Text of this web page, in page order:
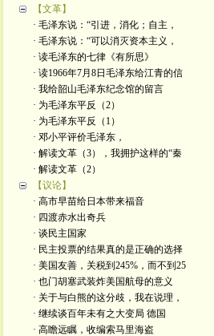
【文革】
· 毛泽东说：“引进，消化；自主，
· 毛泽东说：“可以消灭资本主义，
· 读毛泽东的七律《有所思》
· 读1966年7月8日毛泽东给江青的信
· 我给韶山毛泽东纪念馆的留言
· 为毛泽东平反（2）
· 为毛泽东平反（1）
· 邓小平评价毛泽东，
· 解读文革（3），我拥护这样的“秦
· 解读文革（2）
【议论】
· 高市早苗给日本带来福音
· 四渡赤水出奇兵
· 谈民主国家
· 民主投票的结果真的是正确的选择
· 美国友善，关税到245%，而不到25
· 也门胡塞武装炸美国航母的意义
· 关于与白熊的这分歧，我在说理，
· 继续谈百年未有之大变局 德国
· 高瞻远瞩，收编索马里海盗